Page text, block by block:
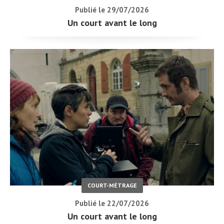
Publié le 29/07/2026
Un court avant le long
COURT-MÉTRAGE
Publié le 22/07/2026
Un court avant le long